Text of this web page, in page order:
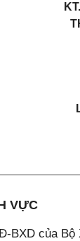
VỰC
BXD của Bộ